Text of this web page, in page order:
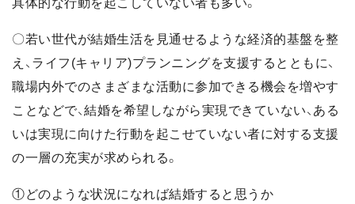
具体的な行動を起こしていない者も多い。
〇若い世代が結婚生活を見通せるような経済的基盤を整
え、ライフ(キャリア)プランニングを支援するとともに、
職場内外でのさまざまな活動に参加できる機会を増やす
ことなどで、結婚を希望しながら実現できていない、ある
いは実現に向けた行動を起こせていない者に対する支援
の一層の充実が求められる。
①どのような状況になれば結婚すると思うか